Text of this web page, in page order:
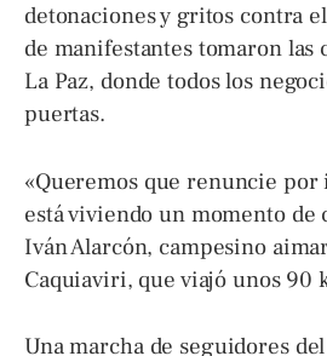
detonaciones y gritos contra
de manifestantes tomaron las
La Paz, donde todos los
puertas.
«Queremos que renuncie por
está viviendo un momento de
Iván Alarcón, campesino
Caquiaviri, que viajó unos 90
Una marcha de seguidores